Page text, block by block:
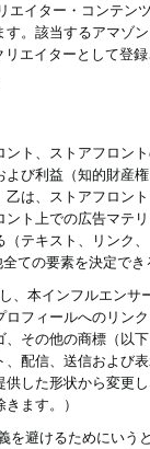
イター・コンテン
。該当するアマゾ
エイターとして登
ト、ストアフロン
び利益（知的財産
は、ストアフロン
ト上での広告マテ
テキスト、リンク
ての要素を決定で
本インフルエンサ
フィールへのリン
、その他の商標（以
配信、送信および
した形状から変更
ます。）
避けるためにいう